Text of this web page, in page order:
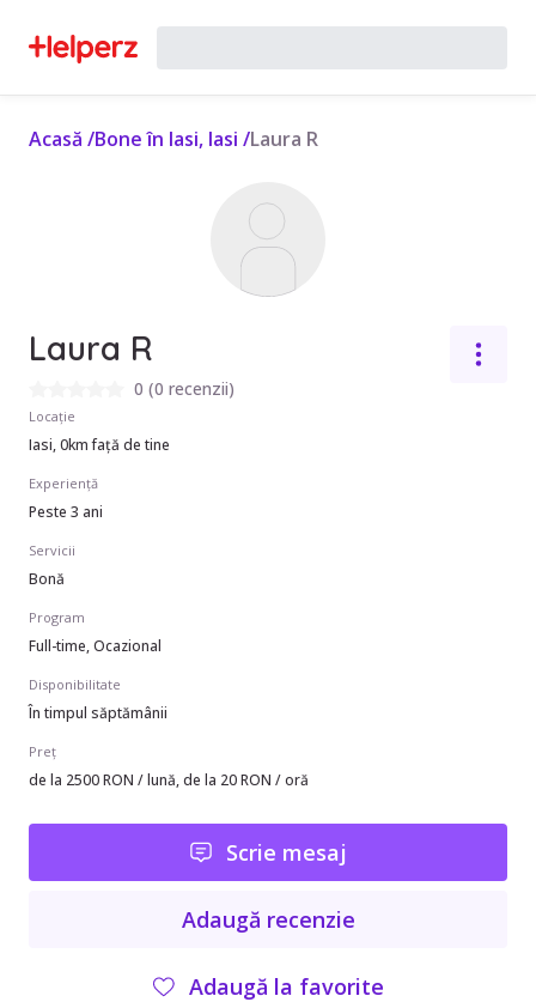
Acasă /Bone în Iasi, Iasi /Laura R
Laura R
0 (0 recenzii)
Locație
Iasi, 0km față de tine
Experiență
Peste 3 ani
Servicii
Bonă
Program
Full-time, Ocazional
Disponibilitate
În timpul săptămânii
Preț
de la 2500 RON / lună, de la 20 RON / oră
Scrie mesaj
Adaugă recenzie
Adaugă la favorite